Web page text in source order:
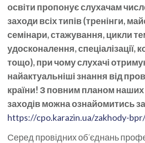
освіти пропонує слухачам
заходи всіх типів (тренінги,
семінари, стажування, цикли
удосконалення, спеціалізації,
тощо), при чому слухачі
найактуальніші знання від
країни! З повним планом наших
заходів можна ознайомитись
https://cpo.karazin.ua/zakhody-
Серед провідних об’єднань